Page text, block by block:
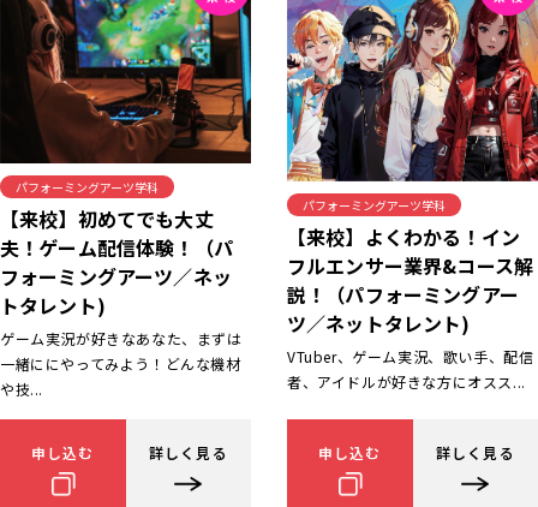
パフォーミングアーツ学科
【来校】初めてでも大丈
夫！ゲーム配信体験！（パ
フォーミングアーツ／ネッ
トタレント)
ゲーム実況が好きなあなた、まずは
一緒ににやってみよう！どんな機材
や技...
申し込む 詳しく見る
パフォーミングアーツ学科
【来校】よくわかる！イン
フルエンサー業界&コース解
説！（パフォーミングアー
ツ／ネットタレント)
VTuber、ゲーム実況、歌い手、配信
者、アイドルが好きな方にオスス...
申し込む 詳しく見る